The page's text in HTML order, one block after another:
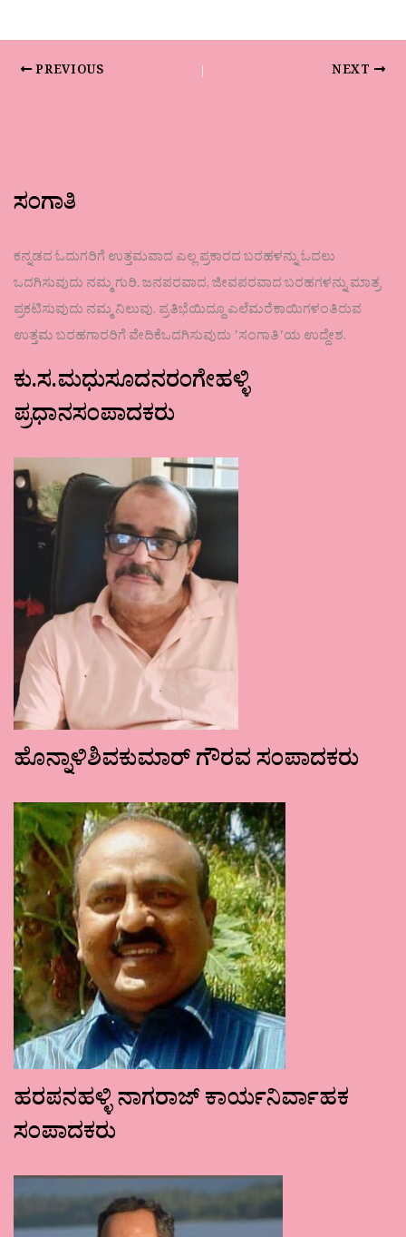
PREVIOUS NEXT
ಸಂಗಾತಿ
ಕನ್ನಡದ ಓದುಗರಿಗೆ ಉತ್ತಮವಾದ ಎಲ್ಲ ಪ್ರಕಾರದ ಬರಹಳನ್ನು ಓದಲು
ಒದಗಿಸುವುದು ನಮ್ಮ ಗುರಿ. ಜನಪರವಾದ, ಜೀವಪರವಾದ ಬರಹಗಳನ್ನು ಮಾತ್ರ
ಪ್ರಕಟಿಸುವುದು ನಮ್ಮ ನಿಲುವು. ಪ್ರತಿಭೆಯಿದ್ದೂ ಎಲೆಮರೆಕಾಯಿಗಳಂತಿರುವ
ಉತ್ತಮ ಬರಹಗಾರರಿಗೆ ವೇದಿಕೆಒದಗಿಸುವುದು ʼಸಂಗಾತಿʼಯ ಉದ್ದೇಶ.
ಕು.ಸ.ಮಧುಸೂದನರಂಗೇಹಳ್ಳಿ
ಪ್ರಧಾನಸಂಪಾದಕರು
ಹೊನ್ನಾಳಿಶಿವಕುಮಾರ್ ಗೌರವ ಸಂಪಾದಕರು
ಹರಪನಹಳ್ಳಿ ನಾಗರಾಜ್ ಕಾರ್ಯನಿರ್ವಾಹಕ
ಸಂಪಾದಕರು